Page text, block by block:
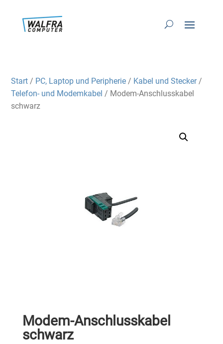
Start / PC, Laptop und Peripherie / Kabel und Stecker/
Telefon- und Modemkabel / Modem-Anschlusskabel
schwarz
Modem-Anschlusskabel
schwarz